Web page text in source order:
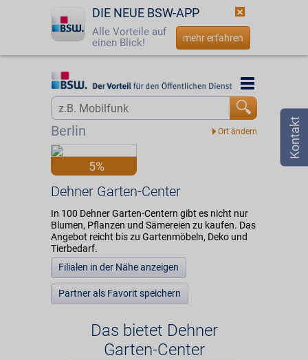
DIE NEUE BSW-APP
Alle Vorteile auf
einen Blick!
mehr erfahren
Startseite
Login
Berlin
Startseite
5%
Dehner Garten-Center
In 100 Dehner Garten-Centern gibt es nicht nur
Blumen, Pflanzen und Sämereien zu kaufen. Das
Angebot reicht bis zu Gartenmöbeln, Deko und
Tierbedarf.
Filialen in der Nähe anzeigen
Partner als Favorit speichern
Das bietet Dehner
Garten-Center